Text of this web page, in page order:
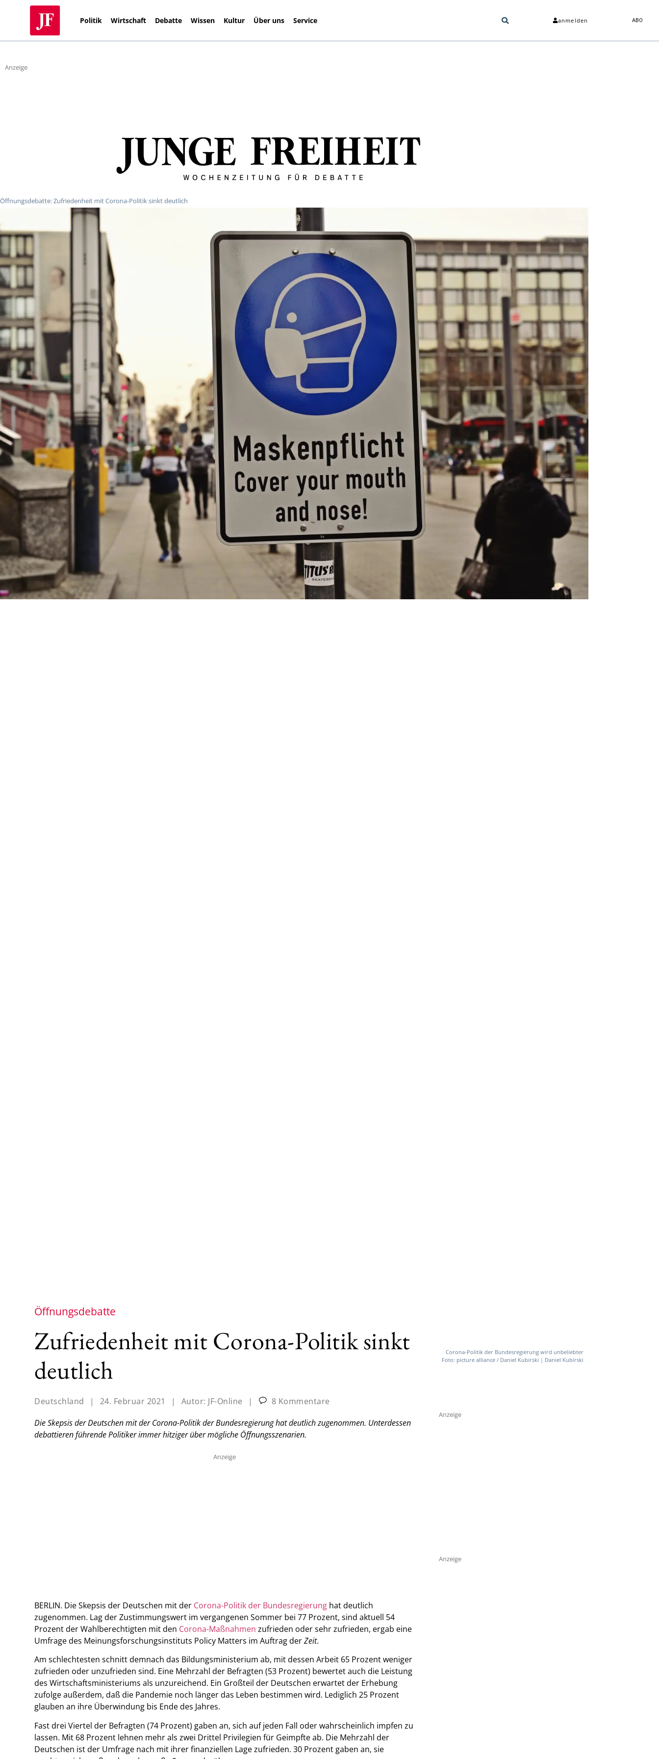
Politik Wirtschaft Debatte Wissen Kultur Über uns Service anmelden ABO
Anzeige
Öffnungsdebatte: Zufriedenheit mit Corona-Politik sinkt deutlich
Öffnungsdebatte
Zufriedenheit mit Corona-Politik sinkt
deutlich
Deutschland | 24. Februar 2021 | Autor: JF-Online |
8 Kommentare
Die Skepsis der Deutschen mit der Corona-Politik der Bundesregierung hat deutlich zugenommen. Unterdessen
debattieren führende Politiker immer hitziger über mögliche Öffnungsszenarien.
Anzeige
BERLIN. Die Skepsis der Deutschen mit der Corona-Politik der Bundesregierung hat deutlich
zugenommen. Lag der Zustimmungswert im vergangenen Sommer bei 77 Prozent, sind aktuell 54
Prozent der Wahlberechtigten mit den Corona-Maßnahmen zufrieden oder sehr zufrieden, ergab eine
Umfrage des Meinungsforschungsinstituts Policy Matters im Auftrag derZeit.
Am schlechtesten schnitt demnach das Bildungsministerium ab, mit dessen Arbeit 65 Prozent weniger
zufrieden oder unzufrieden sind. Eine Mehrzahl der Befragten (53 Prozent) bewertet auch die Leistung
des Wirtschaftsministeriums als unzureichend. Ein Großteil der Deutschen erwartet der Erhebung
zufolge außerdem, daß die Pandemie noch länger das Leben bestimmen wird. Lediglich 25 Prozent
glauben an ihre Überwindung bis Ende des Jahres.
Fast drei Viertel der Befragten (74 Prozent) gaben an, sich auf jeden Fall oder wahrscheinlich impfen zu
lassen. Mit 68 Prozent lehnen mehr als zwei Drittel Privilegien für Geimpfte ab. Die Mehrzahl der
Deutschen ist der Umfrage nach mit ihrer finanziellen Lage zufrieden. 30 Prozent gaben an, sie
Corona-Politik der Bundesregierung wird unbeliebter
Foto: picture alliance / Daniel Kubirski | Daniel Kubirski
Anzeige
Anzeige